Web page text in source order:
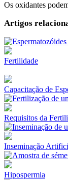
Os oxidantes
Artigos
Fertilidade
Capacitação de
Requisitos da
Inseminação
Hipospermia